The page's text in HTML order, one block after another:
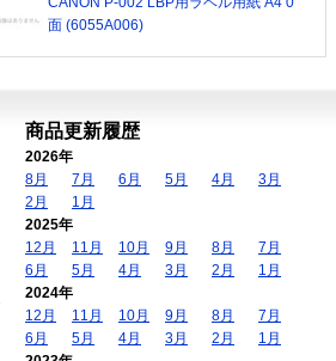
面 (6055A006)
商品更新履歴
2026年
8月
7月 6月 5月 4月
3月
2月
1月
2025年
12月
11月 10月 9月 8月
7月
6月
5月 4月 3月 2月
1月
2024年
12月
11月 10月 9月 8月
7月
6月
5月 4月 3月 2月
1月